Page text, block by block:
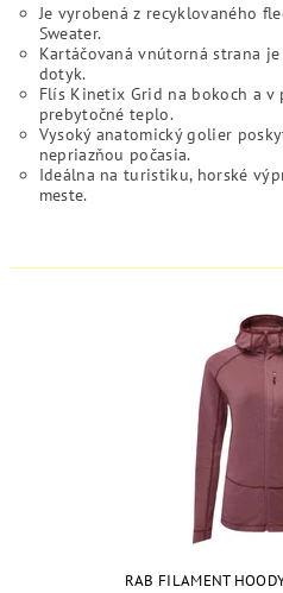
Je vyrobená z recyklovaného
Sweater.
Kartáčovaná vnútorná strana
dotyk.
Flís Kinetix Grid na bokoch a v
prebytočné teplo.
Vysoký anatomický golier
nepriazňou počasia.
Ideálna na turistiku, horské
meste.
RAB FILAMENT